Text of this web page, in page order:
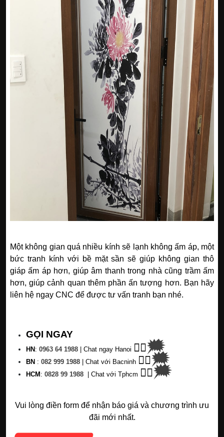
Một không gian quá nhiều kính sẽ lạnh không ấm áp, một
bức tranh kính với bề mặt sần sẽ giúp không gian thô
giáp ấm áp hơn, giúp âm thanh trong nhà cũng trầm ấm
hơn, giúp cảnh quan thêm phần ấn tượng hơn. Bạn hãy
liên hệ ngay CNC để được tư vấn tranh bạn nhé.
GỌI NGAY
HN : 0963 64 1988 | Chat ngay Hanoi 👉🏽🗯
BN : 082 999 1988 | Chat với Bacninh 👉🏽🗯
HCM : 0828 99 1988 Chat với Tphcm 👉🏽🗯
Vui lòng điền form để nhận báo giá và chương trình ưu
đãi mới nhất.